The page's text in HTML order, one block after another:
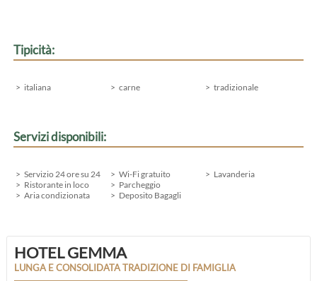
Tipicità:
italiana carne tradizionale
Servizi disponibili:
Servizio 24 ore su 24
Ristorante in loco
Aria condizionata
Wi-Fi gratuito
Parcheggio
Deposito Bagagli
Lavanderia
HOTEL GEMMA
LUNGA E CONSOLIDATA TRADIZIONE DI FAMIGLIA